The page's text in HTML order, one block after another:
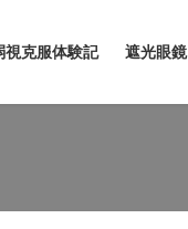
視克服体験記 遮光眼鏡